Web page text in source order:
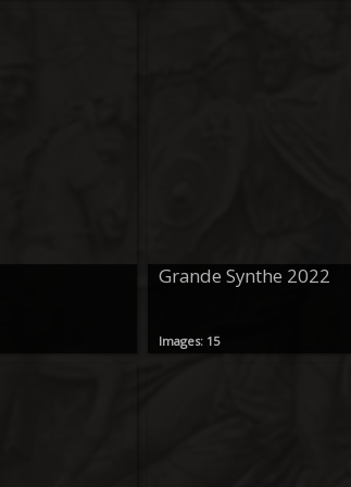
Grande Synthe 2022
Images: 15